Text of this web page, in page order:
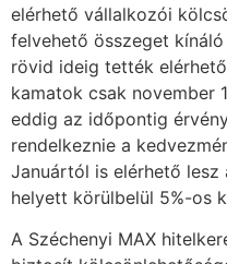
elérhető vállalkozói
felvehető összeget
rövid ideig tették
kamatok csak november
eddig az időpontig
rendelkeznie a
Januártól is elérhető lesz
helyett körülbelül 5%-os
A Széchenyi MAX